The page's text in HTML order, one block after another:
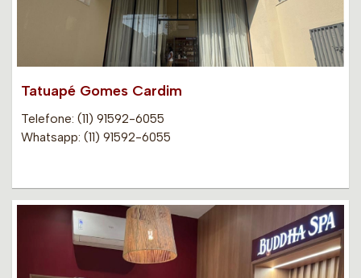
Tatuapé Gomes Cardim
Telefone: (11) 91592-6055
Whatsapp: (11) 91592-6055